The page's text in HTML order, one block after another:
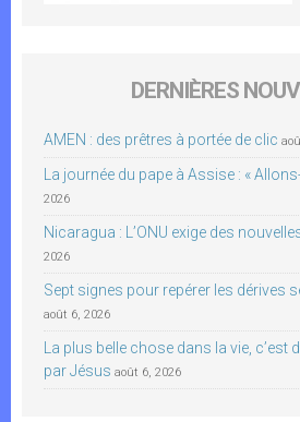
DERNIÈRES
AMEN : des prêtres à portée de clic
La journée du pape à Assise : « Allons-
2026
Nicaragua : L’ONU exige des
2026
Sept signes pour repérer les dérives
août 6, 2026
La plus belle chose dans la vie, c’est
par Jésus août 6, 2026